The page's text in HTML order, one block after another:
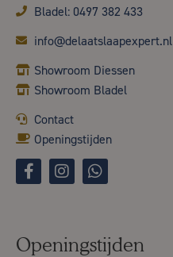
Bladel: 0497 382 433
info@delaatslaapexpert.nl
Showroom Diessen
Showroom Bladel
Contact
Openingstijden
Openingstijden